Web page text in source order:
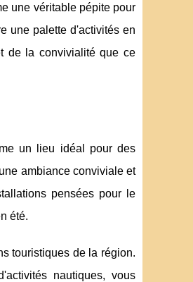
une véritable pépite pour
une palette d'activités en
de la convivialité que ce
un lieu idéal pour des
ambiance conviviale et
pensées pour le
été.
touristiques de la région.
nautiques, vous